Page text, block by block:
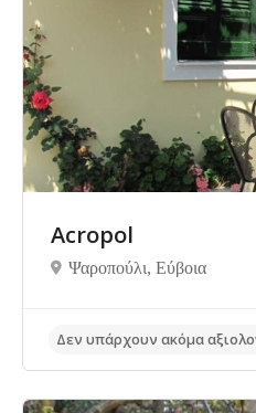
Acropol
Ψαροπούλι, Eύβοια